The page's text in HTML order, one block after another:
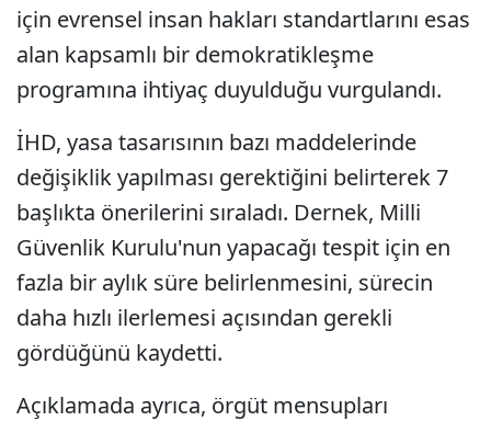
için evrensel insan hakları standartlarını esas
alan kapsamlı bir demokratikleşme
programına ihtiyaç duyulduğu vurgulandı.
İHD, yasa tasarısının bazı maddelerinde
değişiklik yapılması gerektiğini belirterek 7
başlıkta önerilerini sıraladı. Dernek, Milli
Güvenlik Kurulu'nun yapacağı tespit için en
fazla bir aylık süre belirlenmesini, sürecin
daha hızlı ilerlemesi açısından gerekli
gördüğünü kaydetti.
Açıklamada ayrıca, örgüt mensupları